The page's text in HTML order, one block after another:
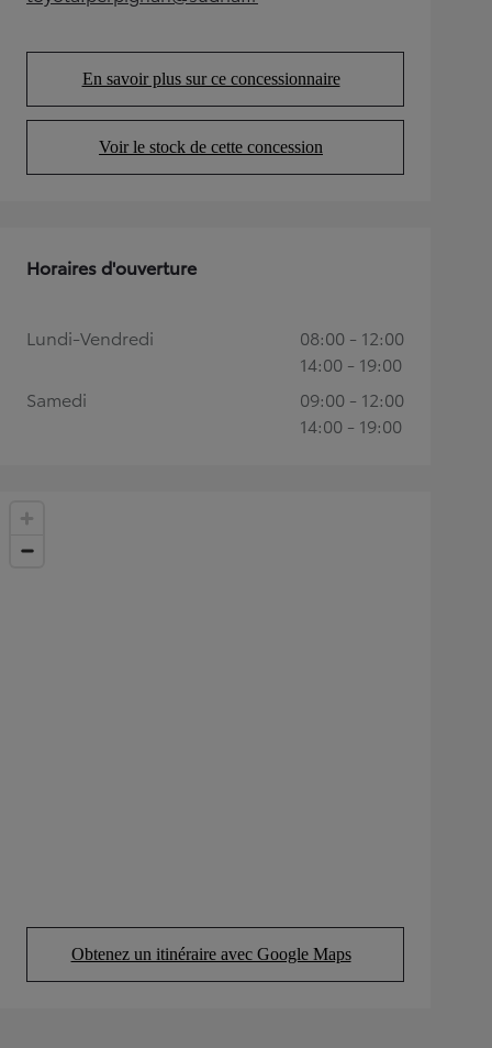
(Opens in new tab)
En savoir plus sur ce concessionnaire
(Opens in new tab)
Voir le stock de cette concession
(Opens in new tab)
Obtenez un itinéraire avec Google Maps
(Opens in new tab)
Horaires d'ouverture
Lundi-Vendredi
08:00 - 12:00
14:00 - 19:00
Samedi
09:00 - 12:00
14:00 - 19:00